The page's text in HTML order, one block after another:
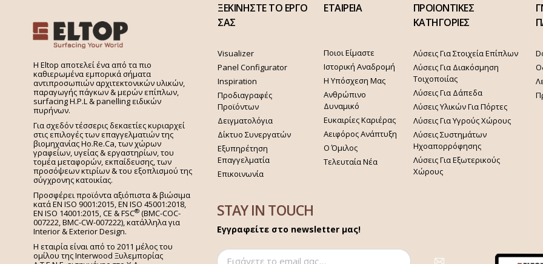
H Eltop αποτελεί ένα από τα πιο
καθιερωμένα εμπορικά σήματα
αντιπροσωπιών αρχιτεκτονικών υλικών,
παραγωγής πάγκων & μερών επίπλων,
surfacing H.P.L & panelling ειδικών
πυρήνων.
Για σχεδόν τέσσερις δεκαετίες κυριαρχεί
στις επιλογές των επαγγελματιών της
βιομηχανίας Ho.Re.Ca, των χώρων
γραφείων, υγείας & εργαστηρίων, του
τομέα μεταφορών, εκπαίδευσης, των
προσόψεων κτιρίων & του εξοπλισμού της
σύγχρονης κατοικίας.
Προσφέρει προϊόντα αξιόπιστα & βιώσιμα
κατά EN ISO 9001:2015, EN ISO 45001:2018,
EN ISO 14001:2015,CE & FSC® (BMC-COC-
007222, BMC-CW-007222), κατάλληλα για
Interior & Exterior Design.
Η εταιρία είναι από το 2011 μέλος του
ομίλου της Interwood Ξυλεμπορίας
ΞΕΚΙΝΗΣΤΕ ΤΟ ΕΡΓΟ
ΣΑΣ
Visualizer
Panel Configurator
Inspiration
Προδιαγραφές
Προϊόντων
Δειγματολόγια
Δίκτυο Συνεργατών
Εξυπηρέτηση
Επαγγελματία
Επικοινωνία
ΕΤΑΙΡΕΙΑ
Ποιοι Είμαστε
Ιστορική Αναδρομή
Η Υπόσχεση Μας
Ανθρώπινο
Δυναμικό
Ευκαιρίες Καριέρας
Αειφόρος Ανάπτυξη
Ο Όμιλος
Τελευταία Νέα
ΠΡΟΙΟΝΤΙΚΕΣ
ΚΑΤΗΓΟΡΙΕΣ
Λύσεις Για Στοιχεία Επίπλων
Λύσεις Για Διακόσμηση
Τοιχοποιίας
Λύσεις Για Δάπεδα
Λύσεις Υλικών Για Πόρτες
Λύσεις Για Υγρούς Χώρους
Λύσεις Συστημάτων
Ηχοαπορρόφησης
Λύσεις Για Εξωτερικούς
Χώρους
STAY IN TOUCH
Εγγραφείτε στο newsletter μας!